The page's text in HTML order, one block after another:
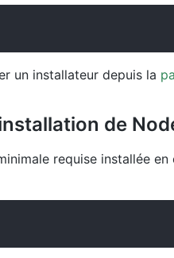
un installateur depuis la
de
requise installée